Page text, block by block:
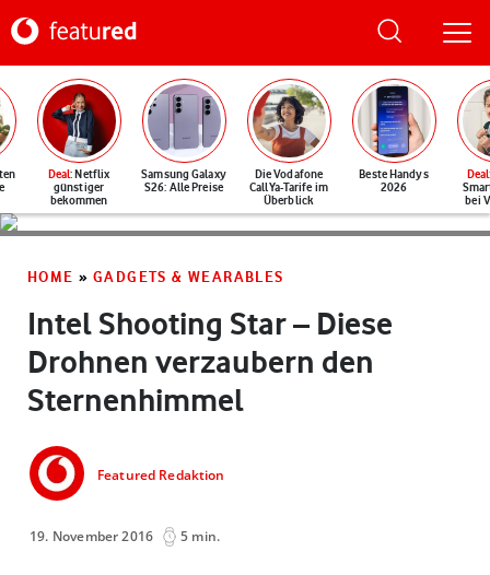
Deal: Netflix
günstiger
bekommen
Samsung Galaxy
S26: Alle Preise
Die Vodafone
CallYa-Tarife im
Überblick
Beste Handys
2026
Deal
bei
HOME » GADGETS & WEARABLES
Intel Shooting Star – Diese
Drohnen verzaubern den
Sternenhimmel
Featured Redaktion
19. November 2016 5 min.